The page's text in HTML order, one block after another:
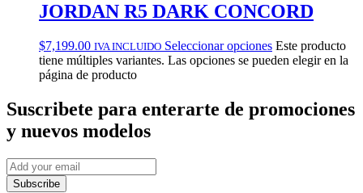
JORDAN R5 DARK CONCORD
$7,199.00 IVA INCLUIDO Seleccionar opciones Este producto
tiene múltiples variantes. Las opciones se pueden elegir en la
página de producto
Suscribete para enterarte de promociones
y nuevos modelos
Subscribe